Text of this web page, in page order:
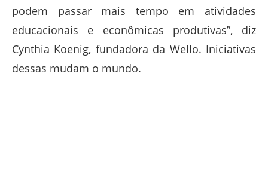
podem passar mais tempo em atividades
educacionais e econômicas produtivas”, diz
Cynthia Koenig, fundadora da Wello. Iniciativas
dessas mudam o mundo.